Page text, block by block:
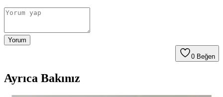
Yorum
0 Beğen
Ayrıca Bakınız